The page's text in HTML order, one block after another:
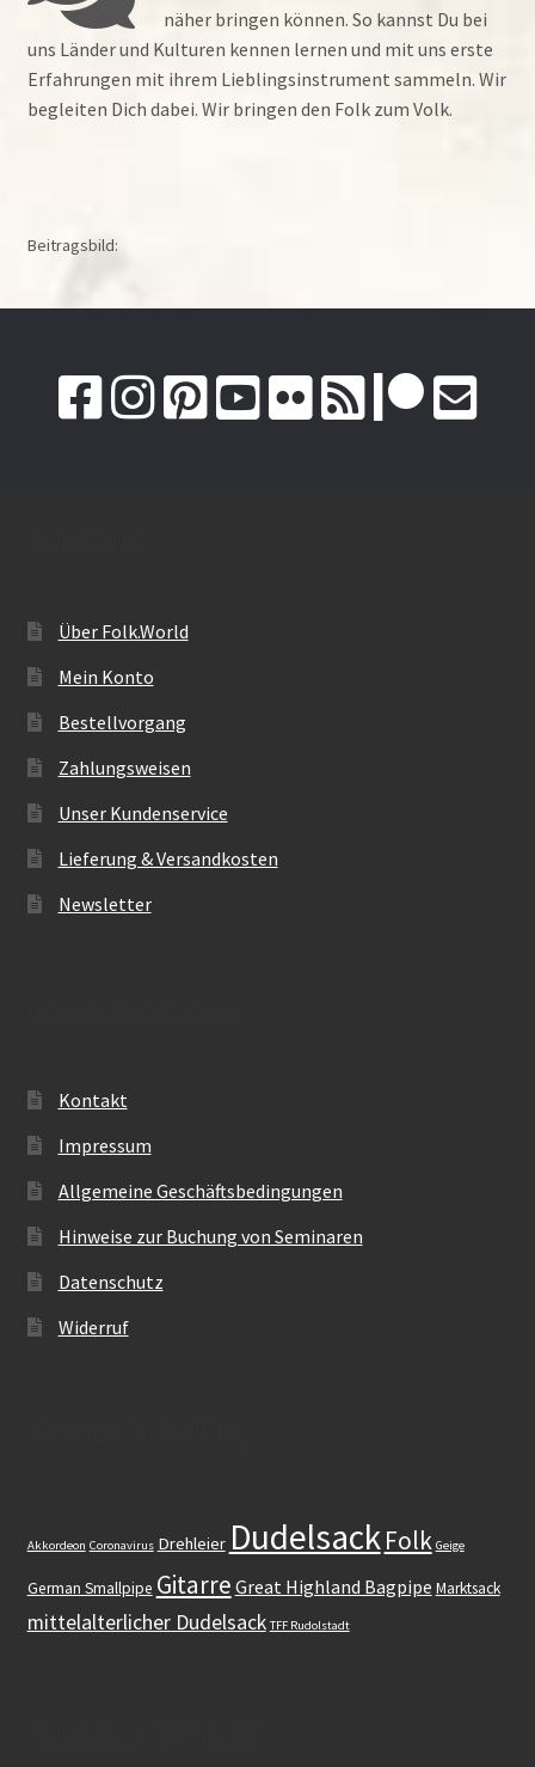
näher bringen können. So kannst Du bei
uns Länder und Kulturen kennen lernen und mit uns erste
Erfahrungen mit ihrem Lieblingsinstrument sammeln. Wir
begleiten Dich dabei. Wir bringen den Folk zum Volk.
Beitragsbild:
Über Folk.World
Mein Konto
Bestellvorgang
Zahlungsweisen
Unser Kundenservice
Lieferung & Versandkosten
Newsletter
Kontakt
Impressum
Allgemeine Geschäftsbedingungen
Hinweise zur Buchung von Seminaren
Datenschutz
Widerruf
Akkordeon Coronavirus Drehleier DudelsackFolk Geige
German Smallpipe Gitarre Great Highland Bagpipe Marktsack
mittelalterlicher Dudelsack TFF Rudolstadt